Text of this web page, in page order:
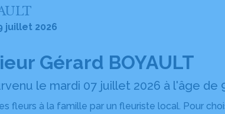
juillet 2026
Gérard BOYAULT
le mardi 07 juillet 2026 à l'âge de
fleurs à la famille par un fleuriste local. Pour